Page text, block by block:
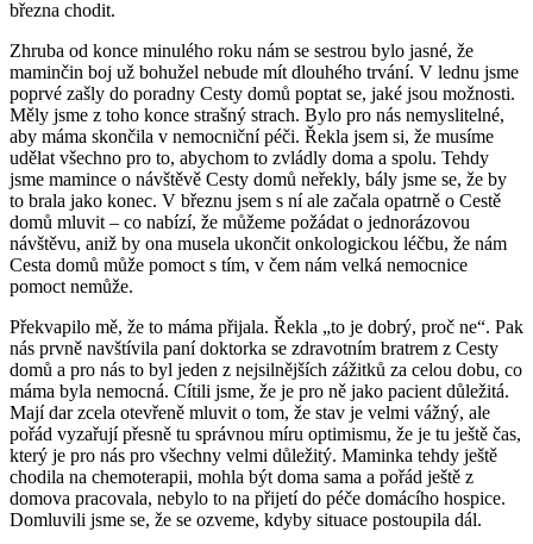
března chodit.
Zhruba od konce minulého roku nám se sestrou bylo jasné, že
maminčin boj už bohužel nebude mít dlouhého trvání. V lednu jsme
poprvé zašly do poradny Cesty domů poptat se, jaké jsou možnosti.
Měly jsme z toho konce strašný strach. Bylo pro nás nemyslitelné,
aby máma skončila v nemocniční péči. Řekla jsem si, že musíme
udělat všechno pro to, abychom to zvládly doma a spolu. Tehdy
jsme mamince o návštěvě Cesty domů neřekly, bály jsme se, že by
to brala jako konec. V březnu jsem s ní ale začala opatrně o Cestě
domů mluvit – co nabízí, že můžeme požádat o jednorázovou
návštěvu, aniž by ona musela ukončit onkologickou léčbu, že nám
Cesta domů může pomoct s tím, v čem nám velká nemocnice
pomoct nemůže.
Překvapilo mě, že to máma přijala. Řekla „to je dobrý, proč ne“. Pak
nás prvně navštívila paní doktorka se zdravotním bratrem z Cesty
domů a pro nás to byl jeden z nejsilnějších zážitků za celou dobu, co
máma byla nemocná. Cítili jsme, že je pro ně jako pacient důležitá.
Mají dar zcela otevřeně mluvit o tom, že stav je velmi vážný, ale
pořád vyzařují přesně tu správnou míru optimismu, že je tu ještě čas,
který je pro nás pro všechny velmi důležitý. Maminka tehdy ještě
chodila na chemoterapii, mohla být doma sama a pořád ještě z
domova pracovala, nebylo to na přijetí do péče domácího hospice.
Domluvili jsme se, že se ozveme, kdyby situace postoupila dál.